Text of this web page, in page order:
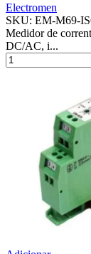
Electromen
SKU: EM-M69-
Medidor de
DC/AC, i...